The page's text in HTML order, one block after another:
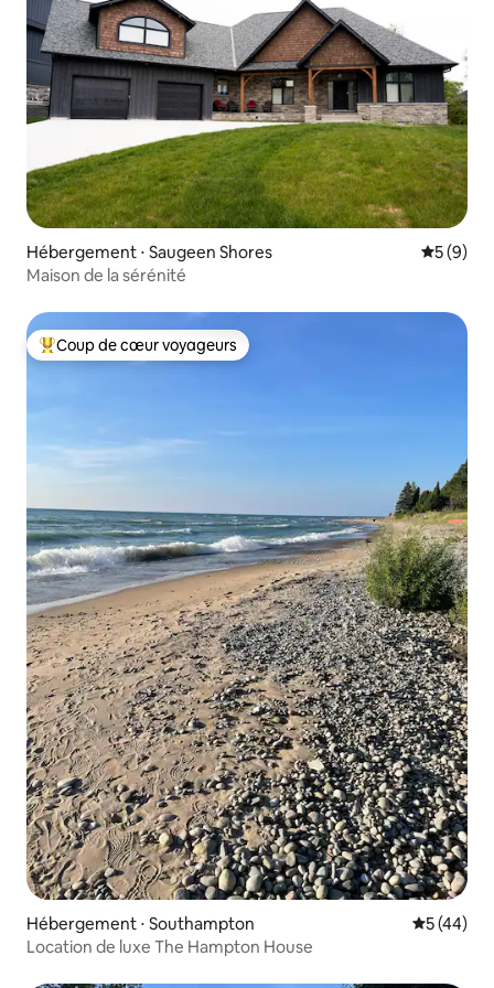
Hébergement ⋅ Saugeen Shores
5 (9)
Maison de la sérénité
Coups de cœur voyageurs les plus appréciés
Coup de cœur voyageurs
Hébergement ⋅ Southampton
5 (44)
Location de luxe The Hampton House